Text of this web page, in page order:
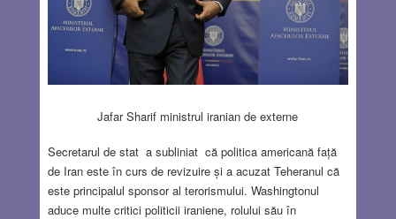
Jafar Sharif ministrul iranian de externe
Secretarul de stat a subliniat că politica americană față
de Iran este în curs de revizuire și a acuzat Teheranul că
este principalul sponsor al terorismului. Washingtonul
aduce multe critici politicii iraniene, rolului său în